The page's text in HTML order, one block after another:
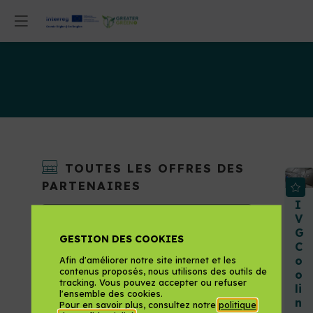
TOUTES LES OFFRES DES
PARTENAIRES
THÈMES
Bioéconomie
Construction et rénovation durabl...
I
V
G
C
o
o
li
n
GESTION DES COOKIES
Afin d'améliorer notre site internet et les
contenus proposés, nous utilisons des outils de
tracking. Vous pouvez accepter ou refuser
l'ensemble des cookies.
Pour en savoir plus, consultez notre politique